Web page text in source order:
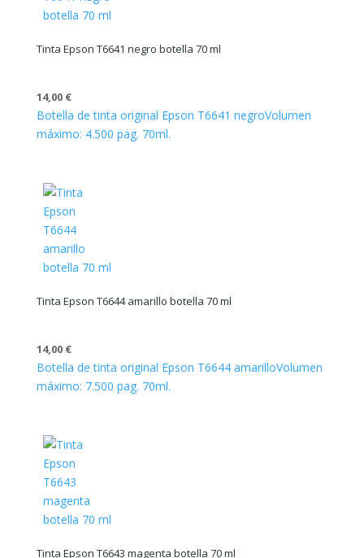
Tinta Epson T6641 negro botella 70 ml
14,00 €
Botella de tinta original Epson T6641 negroVolumen
máximo: 4.500 pag. 70ml.
Tinta Epson T6644 amarillo botella 70 ml
14,00 €
Botella de tinta original Epson T6644 amarilloVolumen
máximo: 7.500 pag. 70ml.
Tinta Epson T6643 magenta botella 70 ml